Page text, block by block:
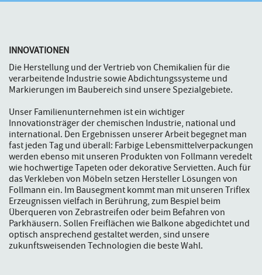
INNOVATIONEN
Die Herstellung und der Vertrieb von Chemikalien für die
verarbeitende Industrie sowie Abdichtungssysteme und
Markierungen im Baubereich sind unsere Spezialgebiete.
Unser Familienunternehmen ist ein wichtiger
Innovationsträger der chemischen Industrie, national und
international. Den Ergebnissen unserer Arbeit begegnet man
fast jeden Tag und überall: Farbige Lebensmittelverpackungen
werden ebenso mit unseren Produkten von Follmann veredelt
wie hochwertige Tapeten oder dekorative Servietten. Auch für
das Verkleben von Möbeln setzen Hersteller Lösungen von
Follmann ein. Im Bausegment kommt man mit unseren Triflex
Erzeugnissen vielfach in Berührung, zum Bespiel beim
Überqueren von Zebrastreifen oder beim Befahren von
Parkhäusern. Sollen Freiflächen wie Balkone abgedichtet und
optisch ansprechend gestaltet werden, sind unsere
zukunftsweisenden Technologien die beste Wahl.